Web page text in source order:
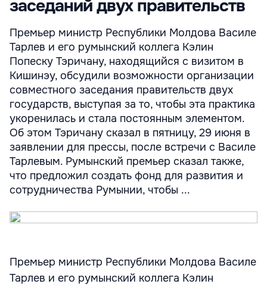
заседаний двух правительств
Премьер министр Республики Молдова Василе
Тарлев и его румынский коллега Кэлин
Попеску Тэричану, находящийся с визитом в
Кишинэу, обсудили возможности организации
совместного заседания правительств двух
государств, выступая за то, чтобы эта практика
укоренилась и стала постоянным элементом.
Об этом Тэричану сказал в пятницу, 29 июня в
заявлении для прессы, после встречи с Василе
Тарлевым. Румынский премьер сказал также,
что предложил создать фонд для развития и
сотрудничества Румынии, чтобы ...
Премьер министр Республики Молдова Василе
Тарлев и его румынский коллега Кэлин